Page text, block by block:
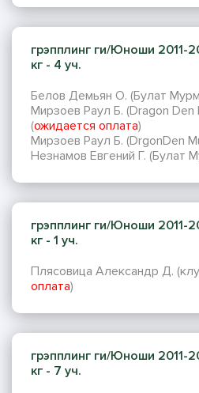
грэпплинг ги/Юноши 2011-
кг - 4 уч.
Белов Демьян О. (Булат
Мирзоев Раул Б. (Dragon Den
(ожидается оплата)
Мирзоев Раул Б. (DrgonDen
Незнамов Евгений Г. (Булат
грэпплинг ги/Юноши 2011-
кг - 1 уч.
Плясовица Александр Д.
оплата)
грэпплинг ги/Юноши 2011-
кг - 7 уч.